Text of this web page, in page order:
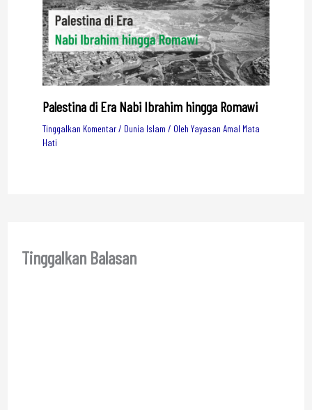
Palestina di Era Nabi Ibrahim hingga Romawi
Tinggalkan Komentar/ Dunia Islam / Oleh Yayasan Amal Mata
Hati
Tinggalkan Balasan